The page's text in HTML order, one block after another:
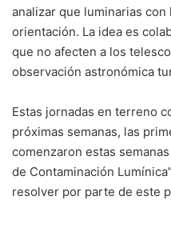
analizar que luminarias
orientación. La idea es
que no afecten a los
observación astronómica
Estas jornadas en terreno
próximas semanas, las
comenzaron estas
de Contaminación
resolver por parte de este